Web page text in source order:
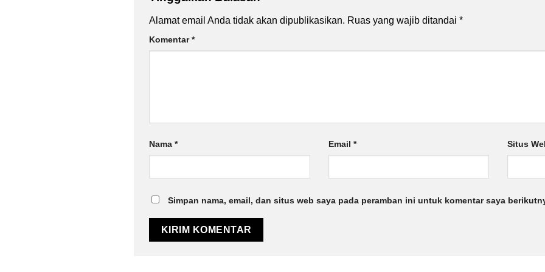
Alamat email Anda tidak akan dipublikasikan. Ruas yang wajib ditandai*
Komentar*
Nama* Email * Situs
Simpan nama, email, dan situs web saya pada peramban ini untuk komentar saya